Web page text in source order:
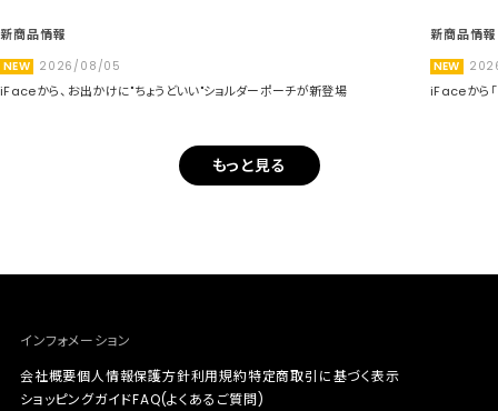
新商品情報
NEW 2026/08/05
iFaceから、お出かけに"ちょうどいい"ショルダーポーチが新登場
新商品情報
NEW
iFaceから
もっと見る
インフォメーション
会社概要個人情報保護方針利用規約特定商取引に基づく表示
ショッピングガイドFAQ(よくあるご質問)